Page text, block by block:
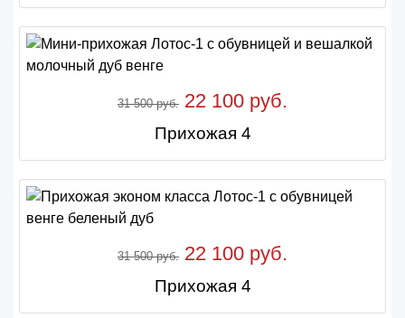
31 500 руб. 22 100 руб.
Прихожая 4
31 500 руб. 22 100 руб.
Прихожая 4